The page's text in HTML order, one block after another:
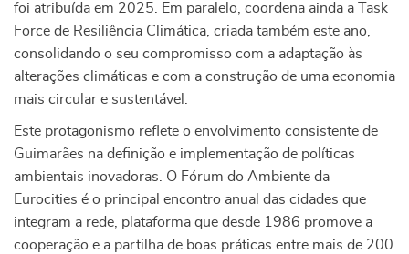
foi atribuída em 2025. Em paralelo, coordena ainda a Task
Force de Resiliência Climática, criada também este ano,
consolidando o seu compromisso com a adaptação às
alterações climáticas e com a construção de uma economia
mais circular e sustentável.
Este protagonismo reflete o envolvimento consistente de
Guimarães na definição e implementação de políticas
ambientais inovadoras. O Fórum do Ambiente da
Eurocities é o principal encontro anual das cidades que
integram a rede, plataforma que desde 1986 promove a
cooperação e a partilha de boas práticas entre mais de 200